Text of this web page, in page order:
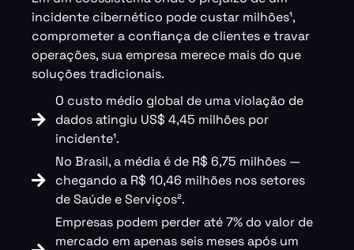
incidente cibernético pode custar milhões¹,
comprometer a confiança de clientes e travar
operações, sua empresa merece mais do que
soluções tradicionais.
O custo médio global de uma violação de
dados atingiu US$ 4,45 milhões por
incidente¹.
No Brasil, a média é de R$ 6,75 milhões —
chegando a R$ 10,46 milhões nos setores
de Saúde e Serviços².
Empresas podem perder até 7% do valor de
mercado em apenas seis meses após um